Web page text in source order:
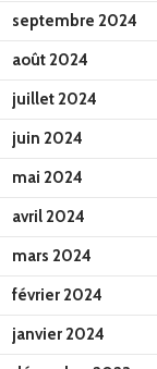
septembre 2024
août 2024
juillet 2024
juin 2024
mai 2024
avril 2024
mars 2024
février 2024
janvier 2024